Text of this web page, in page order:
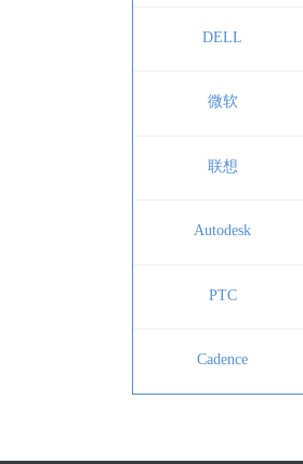
DELL
微软
联想
Autodesk
PTC
Cadence